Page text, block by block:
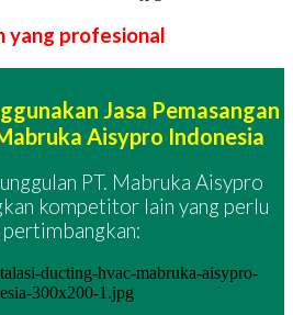
yang profesional
Jasa Pemasangan
Aisypro Indonesia
PT. Mabruka Aisypro
kompetitor lain yang perlu